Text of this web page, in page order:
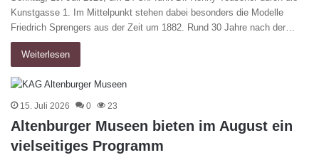
Kunstgasse 1. Im Mittelpunkt stehen dabei besonders die Modelle
Friedrich Sprengers aus der Zeit um 1882. Rund 30 Jahre nach der…
Weiterlesen
15. Juli 2026 0 23
Altenburger Museen bieten im August ein
vielseitiges Programm